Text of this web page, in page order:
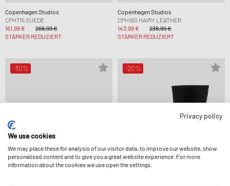
Copenhagen Studios
CPH715 SUEDE
161,99 €
268,99 €
STÄRKER REDUZIERT
Copenhagen Studios
CPH160 HAIRY LEATHER
143,99 €
238,99 €
STÄRKER REDUZIERT
-30% -20%
Privacy policy
We use cookies
We may place these for analysis of our visitor data, to improve our website, show
personalised content and to give you a great website experience. For more
information about the cookies we use open the settings.